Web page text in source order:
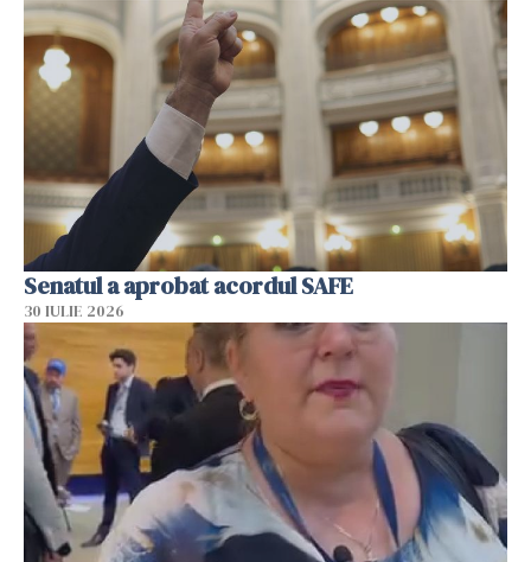
Senatul a aprobat acordul SAFE
30 IULIE 2026